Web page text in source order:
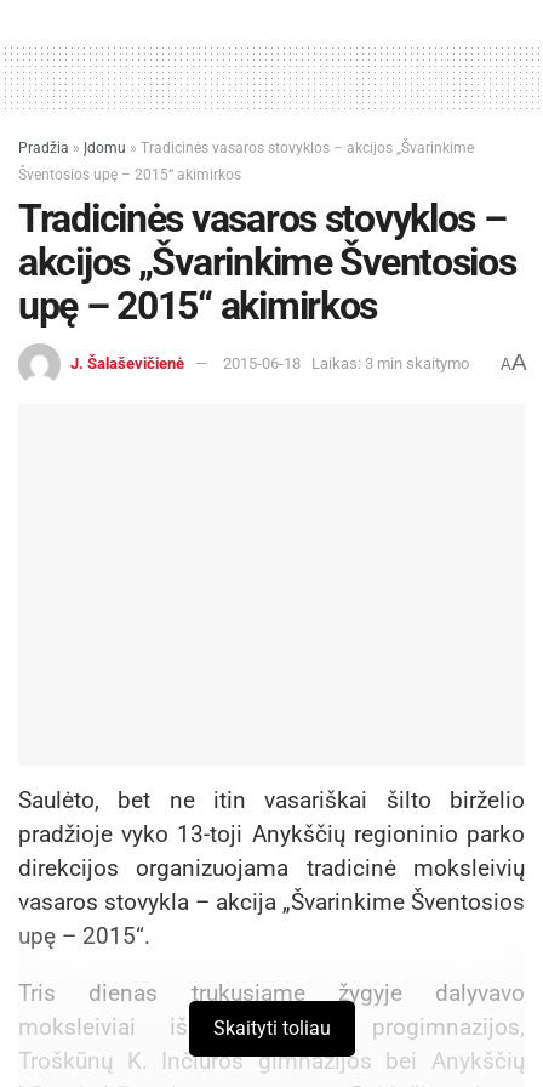
Pradžia » Įdomu » Tradicinės vasaros stovyklos – akcijos „Švarinkime
Šventosios upę – 2015“ akimirkos
Tradicinės vasaros stovyklos –
akcijos „Švarinkime Šventosios
upę – 2015“ akimirkos
J. Šalaševičienė 2015-06-18 Laikas: 3 min skaitymo AA
Saulėto, bet ne itin vasariškai šilto birželio
pradžioje vyko 13-toji Anykščių regioninio parko
direkcijos organizuojama tradicinė moksleivių
vasaros stovykla – akcija „Švarinkime Šventosios
upę – 2015“.
Tris dienas trukusiame žygyje dalyvavo
moksleiviai iš A.Vienuolio progimnazijos,
Troškūnų K. Inčiūros gimnazijos bei Anykščių
Skaityti toliau